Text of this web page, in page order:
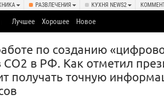
РАЗВЛЕЧЕНИЯ КУХНЯ NEWS2
Лучшее Хорошее Новое
по созданию
в РФ. Как отметил
получать точную